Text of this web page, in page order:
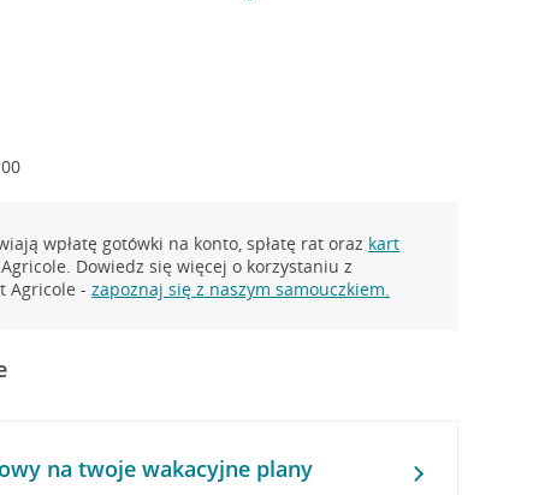
wpłatę gotówki na konto, spłatę rat oraz kart
Dowiedz się więcej o korzystaniu z
Agricole -zapoznaj się z naszym samouczkiem.
na twoje wakacyjne plany